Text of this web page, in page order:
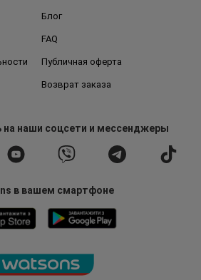
Блог
FAQ
Публичная оферта
Возврат заказа
на наши соцсети и мессенджеры
в вашем смартфоне